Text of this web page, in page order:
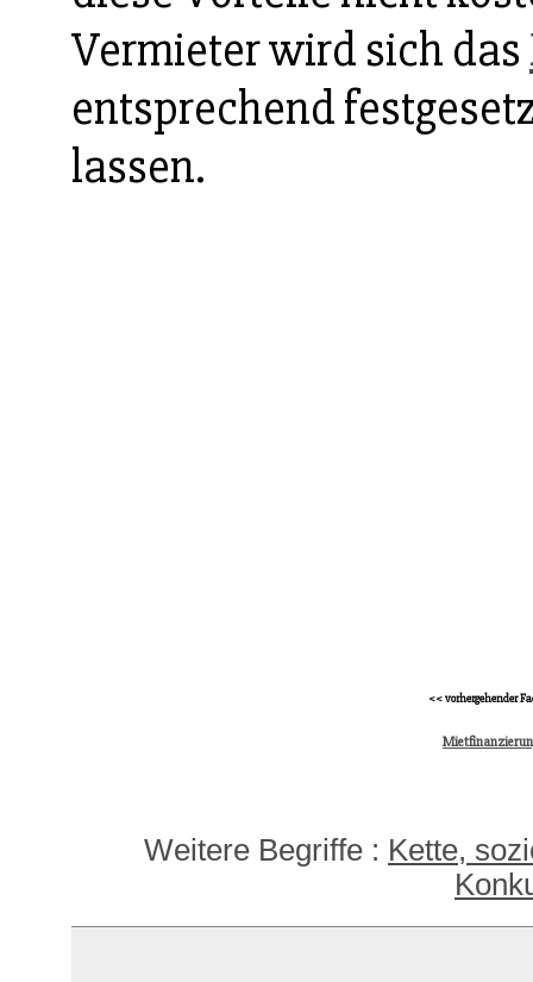
Vermieter wird sich das
entsprechend
lassen.
<< vorhergehender
Weitere Begriffe : Kette,